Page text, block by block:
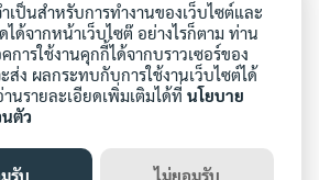
เป็นสำหรับการทำงานของเว็บไซต์และ
ได้จากหน้าเว็บไซต๊ อย่างไรก็ตาม ท่าน
การใช้งานคุกกี้ได้จากบราวเซอร์ของ
ส่ง ผลกระทบกับการใช้งานเว็บไซต์ได้
นรายละเอียดเพิ่มเติมได้ที่ นโยบาย
ตัว
รับ ไม่ยอมรับ